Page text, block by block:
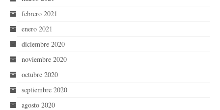
febrero 2021
enero 2021
diciembre 2020
noviembre 2020
octubre 2020
septiembre 2020
agosto 2020